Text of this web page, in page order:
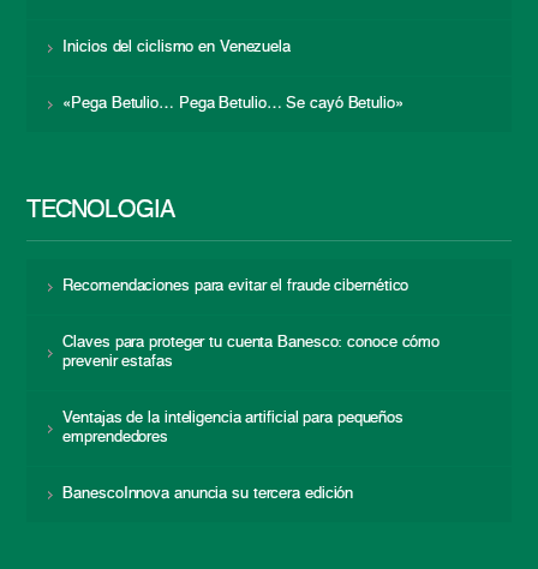
Inicios del ciclismo en Venezuela
«Pega Betulio… Pega Betulio… Se cayó Betulio»
TECNOLOGÍA
Recomendaciones para evitar el fraude cibernético
Claves para proteger tu cuenta Banesco: conoce cómo
prevenir estafas
Ventajas de la inteligencia artificial para pequeños
emprendedores
BanescoInnova anuncia su tercera edición